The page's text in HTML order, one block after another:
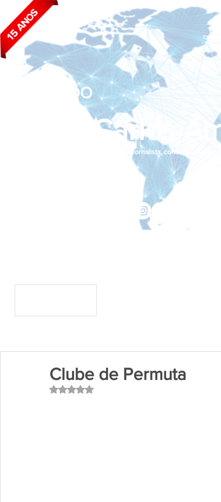
João Carlos
BLOG DO
Jornalista, consultor de
Clube de Permuta
Avaliado com NaN de 5 estrelas.